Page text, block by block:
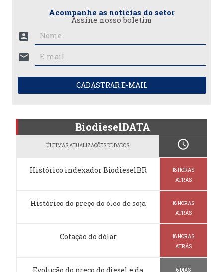
Acompanhe as notícias do setor
Assine nosso boletim
account_box
mail
CADASTRAR E-MAIL
BiodieselDATA
ÚLTIMAS ATUALIZAÇÕES DE DADOS schedule
Histórico indexador BiodieselBR
18 HORAS
ATRÁS
Histórico do preço do óleo de soja
18 HORAS
ATRÁS
Cotação do dólar
18 HORAS
ATRÁS
Evolução do preço do diesel e da
6 DIAS